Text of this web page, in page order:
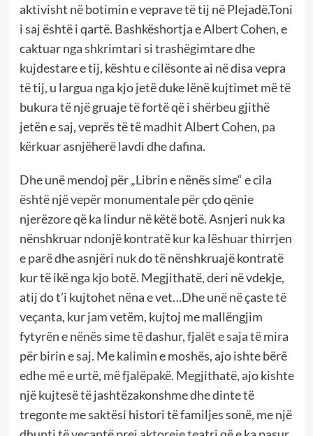
aktivisht në botimin e veprave të tij në Plejadë.Toni
i saj është i qartë. Bashkëshortja e Albert Cohen, e
caktuar nga shkrimtari si trashëgimtare dhe
kujdestare e tij, kështu e cilësonte ai në disa vepra
të tij, u largua nga kjo jetë duke lënë kujtimet më të
bukura të një gruaje të fortë që i shërbeu gjithë
jetën e saj, veprës të të madhit Albert Cohen, pa
kërkuar asnjëherë lavdi dhe dafina.
Dhe unë mendoj për „Librin e nënës sime“ e cila
është një vepër monumentale për çdo qënie
njerëzore që ka lindur në këtë botë. Asnjeri nuk ka
nënshkruar ndonjë kontratë kur ka lëshuar thirrjen
e parë dhe asnjëri nuk do të nënshkruajë kontratë
kur të ikë nga kjo botë. Megjithatë, deri në vdekje,
atij do t’i kujtohet nëna e vet…Dhe unë në çaste të
veçanta, kur jam vetëm, kujtoj me mallëngjim
fytyrën e nënës sime të dashur, fjalët e saja të mira
për birin e saj. Me kalimin e moshës, ajo ishte bërë
edhe më e urtë, më fjalëpakë. Megjithatë, ajo kishte
një kujtesë të jashtëzakonshme dhe dinte të
tregonte me saktësi histori të familjes sonë, me një